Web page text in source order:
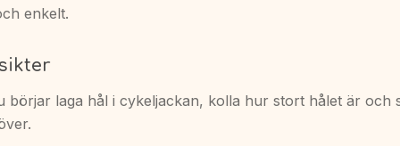
enkelt.
börjar laga hål i cykeljackan, kolla hur stort hålet är och